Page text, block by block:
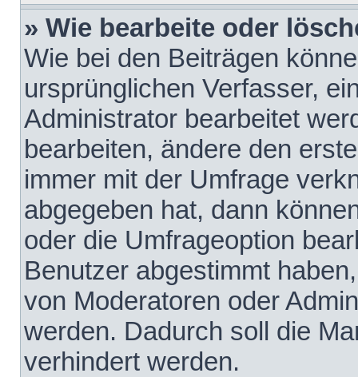
» Wie bearbeite oder
Wie bei den Beiträgen
ursprünglichen Verfasser,
Administrator bearbeitet
bearbeiten, ändere den
immer mit der Umfrage
abgegeben hat, dann
oder die Umfrageoption
Benutzer abgestimmt
von Moderatoren oder
werden. Dadurch soll die
verhindert werden.